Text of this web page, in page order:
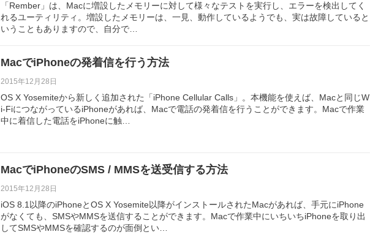
「Rember」は、Macに増設したメモリーに対して様々なテストを実行し、エラーを検出してく
れるユーティリティ。増設したメモリーは、一見、動作しているようでも、実は故障していると
いうこともありますので、自分で…
MacでiPhoneの発着信を行う方法
2015年12月28日
OS X Yosemiteから新しく追加された「iPhone Cellular Calls」。本機能を使えば、Macと同じW
i-FiにつながっているiPhoneがあれば、Macで電話の発着信を行うことができます。Macで作業
中に着信した電話をiPhoneに触…
MacでiPhoneのSMS / MMSを送受信する方法
2015年12月28日
iOS 8.1以降のiPhoneとOS X Yosemite以降がインストールされたMacがあれば、手元にiPhone
がなくても、SMSやMMSを送信することができます。Macで作業中にいちいちiPhoneを取り出
してSMSやMMSを確認するのが面倒とい…